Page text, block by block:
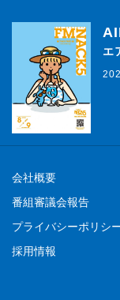
エ
会社概要
番組審議会報告
プライバシーポリシ
採用情報